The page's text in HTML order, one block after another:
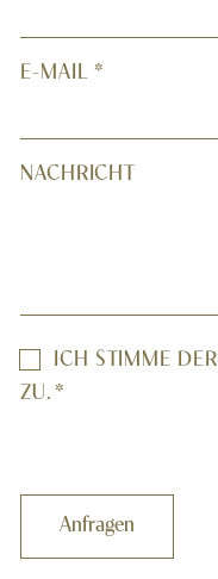
E-MAIL *
NACHRICHT
EINWILLIGUNG
*
ICH STIMME DER
ZU. *